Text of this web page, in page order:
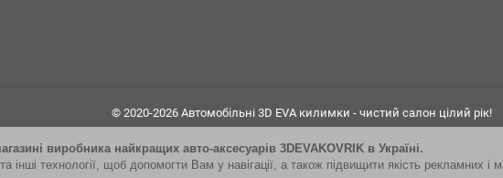
виробника найкращих авто-аксесуарів 3DEVAKOVRIK в Україні.
технології, щоб допомогти Вам у навігації, а також підвищити якість рекламних і
© 2020-2026 Автомобільні 3D EVA килимки - чистий салон цілий рік!